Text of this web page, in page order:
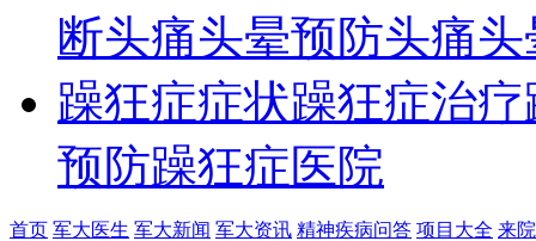
断头痛头晕预防头痛
躁狂症症状躁狂症治疗
预防躁狂症医院
首页 军大医生 军大新闻 军大资讯 精神疾病问答 项目大全 来